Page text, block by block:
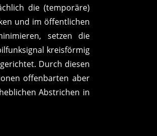
die (temporäre)
und im öffentlichen
setzen die
kreisförmig
Durch diesen
offenbarten aber
Abstrichen in